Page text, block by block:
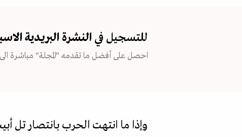
للتسجيل في النشرة البريدية
احصل على أفضل ما تقدمه "المجلة" مباشرة
وإذا ما انتهت الحرب بانتصار تل